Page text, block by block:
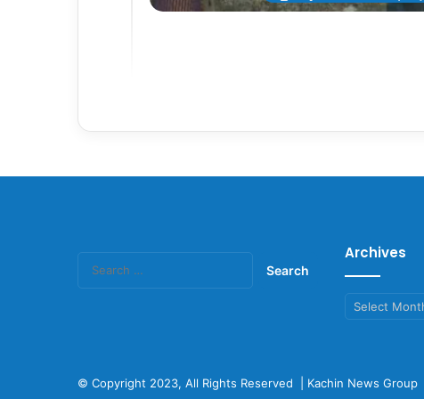
for:
Archives
Archives
© Copyright 2023, All Rights Reserved | Kachin News Group